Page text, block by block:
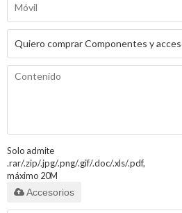
Solo admite
.rar/.zip/.jpg/.png/.gif/.doc/.xls/.pdf,
máximo 20M
Accesorios